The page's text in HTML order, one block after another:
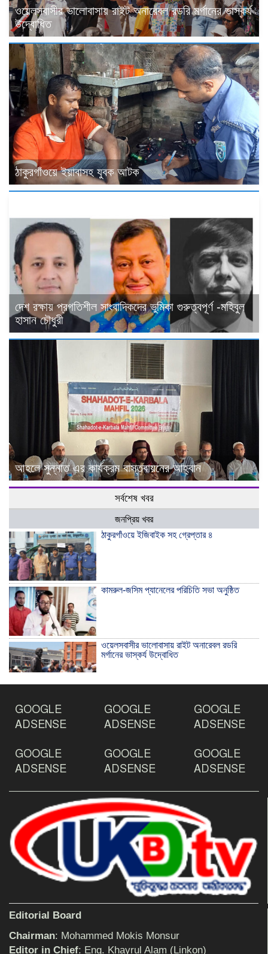
ওয়েলসবাসীর ভালোবাসায় রাইট অনারেবল রডরি মর্গানের ভাস্কর্য
উদ্বোধিত
ঠাকুরগাঁওয়ে ইয়াবাসহ যুবক আটক
দেশ রক্ষায় প্রগতিশীল সাংবাদিকদের ভুমিকা গুরুত্বপূর্ণ -মহিবুল
হাসান চৌধুরী
আহলে সুন্নাত এর কার্যক্রম বাস্তবায়নের আহ্বান
সর্বশেষ খবর
জনপ্রিয় খবর
ঠাকুরগাঁওয়ে ইজিবাইক সহ গ্রেপ্তার ৪
কামরুল-জসিম প্যানেলের পরিচিতি সভা অনুষ্ঠিত
ওয়েলসবাসীর ভালোবাসায় রাইট অনারেবল রডরি
মর্গানের ভাস্কর্য উদ্বোধিত
দেশ রক্ষায় প্রগতিশীল সাংবাদিকদের ভুমিকা গুরুত্বপূর্ণ
-মহিবুল হাসান চৌধুরী
আহলে সুন্নাত এর কার্যক্রম বাস্তবায়নের আহ্বান
শিক্ষিকার ওপর হামলাকারীদের গ্রেফতারের দাবিতে
মানববন্ধন অনুষ্ঠিত
সোমবার
GOOGLE
ADSENSE
GOOGLE
ADSENSE
GOOGLE
ADSENSE
GOOGLE
ADSENSE
GOOGLE
ADSENSE
GOOGLE
ADSENSE
Editorial Board
Chairman: Mohammed Mokis Monsur
Editor in Chief: Eng. Khayrul Alam (Linkon)